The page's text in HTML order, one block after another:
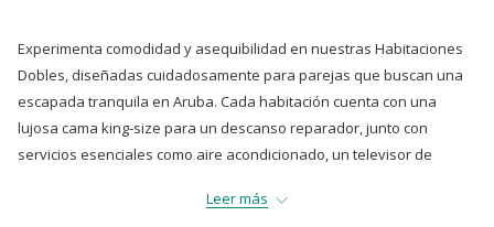
Experimenta comodidad y asequibilidad en nuestras Habitaciones
Dobles, diseñadas cuidadosamente para parejas que buscan una
escapada tranquila en Aruba. Cada habitación cuenta con una
lujosa cama king-size para un descanso reparador, junto con
servicios esenciales como aire acondicionado, un televisor de
caja de seguridad. Para mayor comodidad, un pequeño escritorio
Leer más